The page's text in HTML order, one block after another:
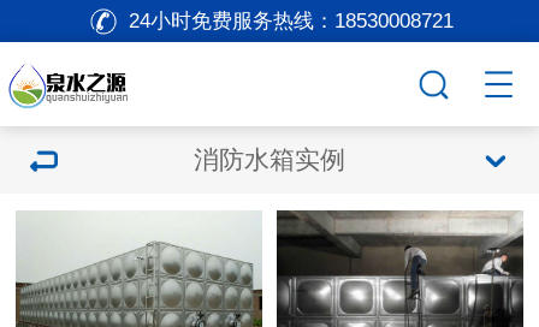
24小时免费服务热线： 18530008721
消防水箱实例